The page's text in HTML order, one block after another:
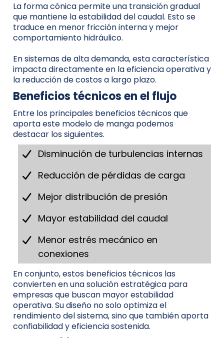
La forma cónica permite una transición gradual
que mantiene la estabilidad del caudal. Esto se
traduce en menor fricción interna y mejor
comportamiento hidráulico.
En sistemas de alta demanda, esta característica
impacta directamente en la eficiencia operativa y
la reducción de costos a largo plazo.
Beneficios técnicos en el flujo
Entre los principales beneficios técnicos que
aporta este modelo de manga podemos
destacar los siguientes.
Disminución de turbulencias internas
Reducción de pérdidas de carga
Mejor distribución de presión
Mayor estabilidad del caudal
Menor estrés mecánico en
conexiones
En conjunto, estos beneficios técnicos las
convierten en una solución estratégica para
empresas que buscan mayor estabilidad
operativa. Su diseño no solo optimiza el
rendimiento del sistema, sino que también aporta
confiabilidad y eficiencia sostenida.